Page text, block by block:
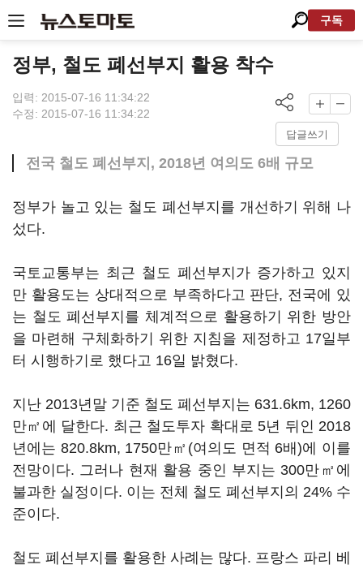
구독
정부, 철도 폐선부지 활용 착수
입력: 2015-07-16 11:34:22
수정: 2015-07-16 11:34:22
답글쓰기
전국 철도 폐선부지, 2018년 여의도 6배 규모
정부가 놀고 있는 철도 폐선부지를 개선하기 위해 나
섰다.
국토교통부는 최근 철도 폐선부지가 증가하고 있지
만 활용도는 상대적으로 부족하다고 판단, 전국에 있
는 철도 폐선부지를 체계적으로 활용하기 위한 방안
을 마련해 구체화하기 위한 지침을 제정하고 17일부
터 시행하기로 했다고 16일 밝혔다.
지난 2013년말 기준 철도 폐선부지는 631.6km, 1260
만㎡에 달한다. 최근 철도투자 확대로 5년 뒤인 2018
년에는 820.8km, 1750만㎡(여의도 면적 6배)에 이를
전망이다. 그러나 현재 활용 중인 부지는 300만㎡에
불과한 실정이다. 이는 전체 철도 폐선부지의 24% 수
준이다.
철도 폐선부지를 활용한 사례는 많다. 프랑스 파리 베